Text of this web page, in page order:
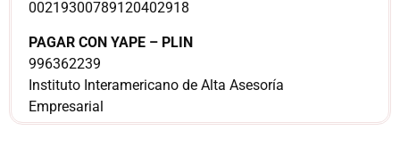
00219300789120402918
PAGAR CON YAPE – PLIN
996362239
Instituto Interamericano de Alta Asesoría
Empresarial